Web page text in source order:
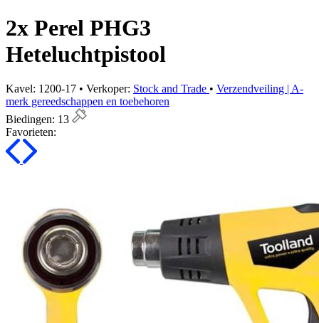
2x Perel PHG3
Heteluchtpistool
Kavel: 1200-17 • Verkoper: Stock and Trade • Verzendveiling | A-
merk gereedschappen en toebehoren
Biedingen: 13
Favorieten: